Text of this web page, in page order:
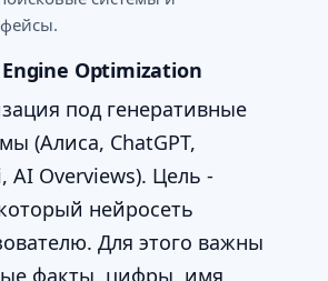
Engine Optimization
под генеративные
(Алиса, ChatGPT,
AI Overviews). Цель -
нейросеть
Для этого важны
факты, цифры, имя